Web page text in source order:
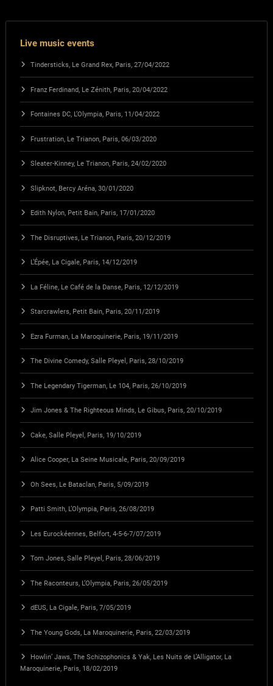
Live music events
Tindersticks, Le Grand Rex, Paris, 27/04/2022
Franz Ferdinand, Le Zénith, Paris, 20/04/2022
Fontaines DC, L’Olympia, Paris, 11/04/2022
Frustration, Le Trianon, Paris, 06/03/2020
Sleater-Kinney, Le Trianon, Paris, 24/02/2020
Slipknot, Bercy Aréna, 30/01/2020
Edith Nylon, Petit Bain, Paris, 17/01/2020
The Disruptives, Le Trianon, Paris, 20/12/2019
L’Épée, La Cigale, Paris, 14/12/2019
La Féline, Le Café de la Danse, Paris, 12/12/2019
Starcrawlers, Petit Bain, Paris, 20/11/2019
Ezra Furman, La Maroquinerie, Paris, 19/11/2019
The Divine Comedy, Salle Pleyel, Paris, 28/10/2019
The Legendary Tigerman, Le 104, Paris, 26/10/2019
Jim Jones & The Righteous Minds, Le Gibus, Paris, 20/10/2019
Cake, Salle Pleyel, Paris, 19/10/2019
Alice Cooper, La Seine Musicale, Paris, 20/09/2019
Oh Sees, Le Bataclan, Paris, 5/09/2019
Patti Smith, L’Olympia, Paris, 26/08/2019
Les Eurockéennes, Belfort, 4-5-6-7/07/2019
Tom Jones, Salle Pleyel, Paris, 28/06/2019
The Raconteurs, L’Olympia, Paris, 26/05/2019
dEUS, La Cigale, Paris, 7/05/2019
The Young Gods, La Maroquinerie, Paris, 22/03/2019
Howlin’ Jaws, The Schizophonics & Yak, Les Nuits de L’Alligator, La
Maroquinerie, Paris, 18/02/2019